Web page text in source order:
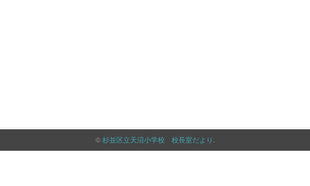
© 杉並区立天沼小学校 校長室だより .